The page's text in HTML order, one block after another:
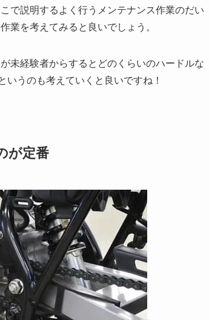
で説明するよく行うメンテナンス作業のだい
業を考えてみると良いでしょう。
未経験者からするとどのくらいのハードルな
うのも考えていくと良いですね！
が定番